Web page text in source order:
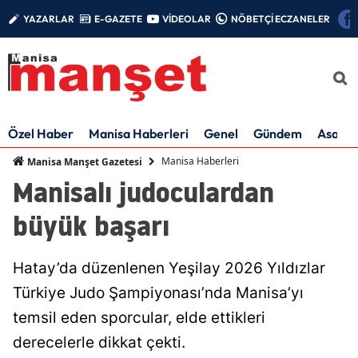
YAZARLAR E-GAZETE VİDEOLAR NÖBETÇİ ECZANELER
Özel Haber Manisa Haberleri Genel Gündem Asayiş
Manisa Manşet Gazetesi Manisa Haberleri
Manisalı judoculardan
büyük başarı
Hatay’da düzenlenen Yeşilay 2026 Yıldızlar
Türkiye Judo Şampiyonası’nda Manisa’yı
temsil eden sporcular, elde ettikleri
derecelerle dikkat çekti.